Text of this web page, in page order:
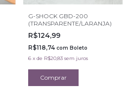
G-SHOCK GBD-200
(TRANSPARENTE/LARANJA)
R$124,99
R$118,74 com Boleto
6 x de R$20,83 sem juros